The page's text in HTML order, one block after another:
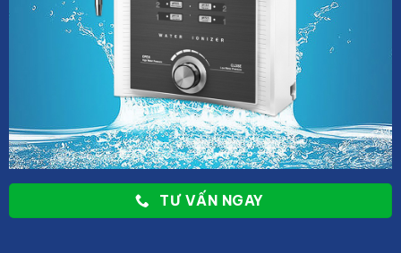
TƯ VẤN NGAY